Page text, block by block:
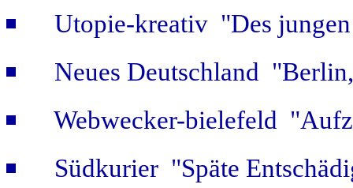
Utopie-kreativ "Des
Neues Deutschland
Webwecker-bielefeld
Südkurier "Späte